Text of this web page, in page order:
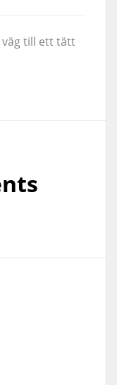
väg till ett tätt